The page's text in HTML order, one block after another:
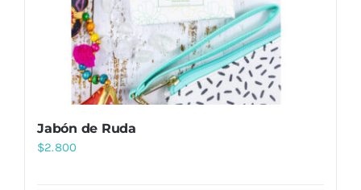
Jabón de Ruda
$2.800